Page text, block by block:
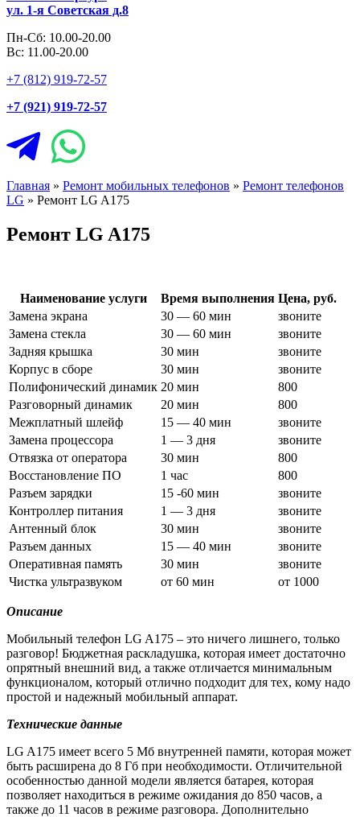
ул. 1-я Советская д.8
Пн-Сб: 10.00-20.00
Вс: 11.00-20.00
+7 (812) 919-72-57
+7 (921) 919-72-57
Главная » Ремонт мобильных телефонов » Ремонт телефонов
LG » Ремонт LG A175
Ремонт LG A175
Наименование услуги Время выполнения Цена, руб.
Замена экрана
30 — 60 мин
звоните
Замена стекла
30 — 60 мин
звоните
Задняя крышка
30 мин
звоните
Корпус в сборе
30 мин
звоните
Полифонический динамик 20 мин
800
Разговорный динамик
20 мин
800
Межплатный шлейф
15 — 40 мин
звоните
Замена процессора
1 — 3 дня
звоните
Отвязка от оператора
30 мин
800
Восстановление ПО
1 час
800
Разъем зарядки
15 -60 мин
звоните
Контроллер питания
1 — 3 дня
звоните
Антенный блок
30 мин
звоните
Разъем данных
15 — 40 мин
звоните
Оперативная память
30 мин
звоните
Чистка ультразвуком
от 60 мин от 1000
Описание
Мобильный телефон LG A175 – это ничего лишнего, только
разговор! Бюджетная раскладушка, которая имеет достаточно
опрятный внешний вид, а также отличается минимальным
функционалом, который отлично подходит для тех, кому надо
простой и надежный мобильный аппарат.
Технические данные
LG A175 имеет всего 5 Мб внутренней памяти, которая может
быть расширена до 8 Гб при необходимости. Отличительной
особенностью данной модели является батарея, которая
позволяет находиться в режиме ожидания до 850 часов, а
также до 11 часов в режиме разговора. Дополнительно